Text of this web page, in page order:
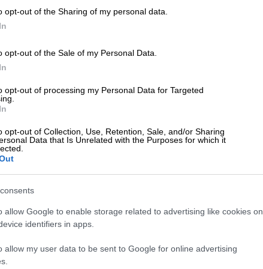
opt-out of the Sharing of my personal data.
opt-out of the Sale of my Personal Data.
opt-out of processing my Personal Data for Targeted
opt-out of Collection, Use, Retention, Sale, and/or Sharing
Data that Is Unrelated with the Purposes for which it
allow Google to enable storage related to advertising like cookies on
identifiers in apps.
allow my user data to be sent to Google for online advertising
το ΕΘΝΟΣ στη Google
στον
καθώς ποδοσφαιριστής της
Ο παίκτης τέθηκε άμεσα σε καραντίνα
Απαντες στο ποδοσφαιρικό τμήμα
(10/11) σε τεστ για τον κορονοϊό, με
ο προπονητής
Πάμπλο Γκαρσία
στους
στα χέρια τους τα αποτελέσματα
ο οποίος έχει
ποδοσφαιριστή δεν ανακοινώνεται σε
ο ίδιος να το γνωστοποιήσει με τον